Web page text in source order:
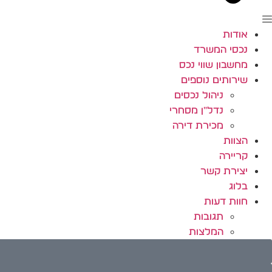
אודות
נכסי המשרד
מחשבון שווי נכס
שירותים נוספים
ניהול נכסים
נדל"ן מסחרי
מכירת דירה
הצוות
קריירה
יצירת קשר
בלוג
חוות דעות
תגובות
המלצות